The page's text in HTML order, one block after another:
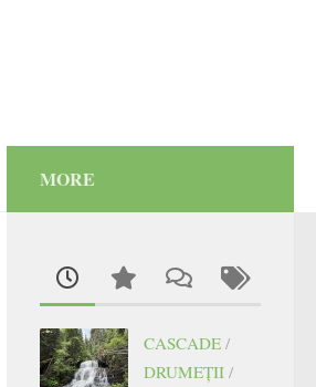
MORE
CASCADE /
DRUMEŢII /